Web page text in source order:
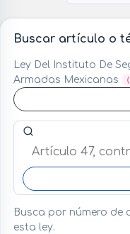
Buscar artículo o
Ley Del Instituto De
Armadas Mexicanas
Buscar artículo o
Busca por número
esta ley.